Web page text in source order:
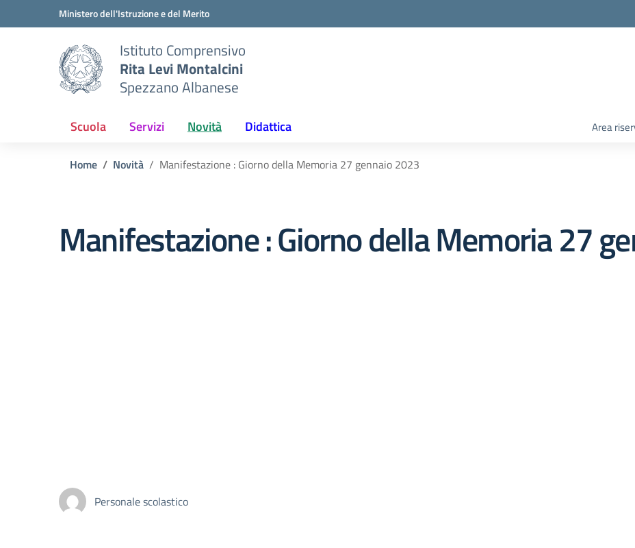
Vai ai contenuti
Vai al menu di navigazioneMinistero dell'Istruzione e del Merito
Istituto Comprensivo
Rita Levi Montalcini
Spezzano Albanese
Scuola Servizi Novità Didattica Area
Home Novità Manifestazione : Giorno della Memoria 27 gennaio 2023
Manifestazione : Giorno della Memoria 27
Personale scolastico